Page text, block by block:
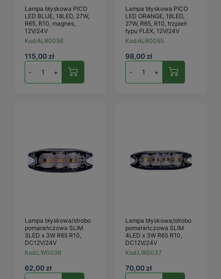
Lampa błyskowa PICO
LED BLUE, 18LED, 27W,
R65, R10, magnes,
12V/24V
Kod:ALR0056
115,00 zł
- +
Lampa błyskowa PICO
LED ORANGE, 18LED,
27W, R65, R10, trzpień
typu FLEX, 12V/24V
Kod:ALR0055
98,00 zł
- +
Lampa błyskowa/strobo
pomarańczowa SLIM
3LED x 3W R65 R10,
DC12V/24V
Kod:LW0036
62,00 zł
Lampa błyskowa/strobo
pomarańczowa SLIM
4LED x 3W R65 R10,
DC12V/24V
Kod:LW0037
70,00 zł